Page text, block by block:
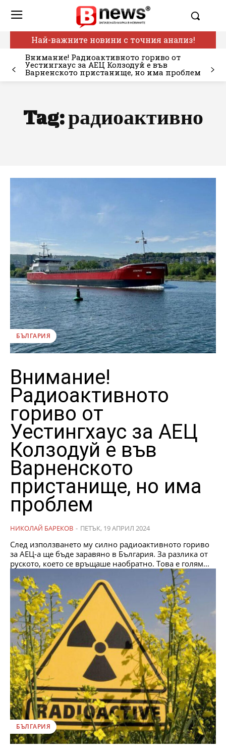
Най-важните новини с точния анализ!
Внимание! Радиоактивното гориво от
Уестингхаус за АЕЦ Колзодуй е във
Варненското пристанище, но има проблем
Tag:радиоактивно
БЪЛГАРИЯ
Внимание!
Радиоактивното
гориво от
Уестингхаус за АЕЦ
Колзодуй е във
Варненското
пристанище, но има
проблем
НИКОЛАЙ БАРЕКОВ - ПЕТЪК, 19 АПРИЛ 2024
След използването му силно радиоактивното гориво
за АЕЦ-а ще бъде заравяно в България. За разлика от
руското, което се връщаше наобратно. Това е голям...
БЪЛГАРИЯ